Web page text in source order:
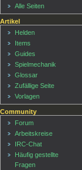
Alle Seiten
Artikel
Helden
Items
Guides
Spielmechanik
Glossar
Zufällige Seite
Vorlagen
Community
Forum
Arbeitskreise
IRC-Chat
Häufig gestellte
Fragen